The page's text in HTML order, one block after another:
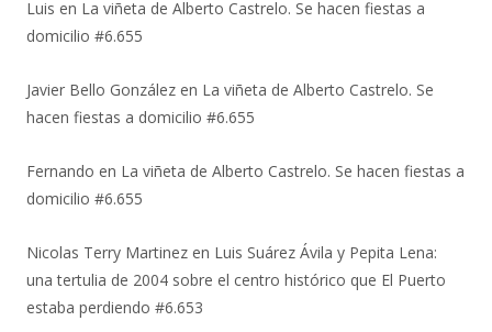
Luis en La viñeta de Alberto Castrelo. Se hacen fiestas a
domicilio #6.655
Javier Bello González en La viñeta de Alberto Castrelo. Se
hacen fiestas a domicilio #6.655
Fernando en La viñeta de Alberto Castrelo. Se hacen fiestas a
domicilio #6.655
Nicolas Terry Martinez en Luis Suárez Ávila y Pepita Lena:
una tertulia de 2004 sobre el centro histórico que El Puerto
estaba perdiendo #6.653